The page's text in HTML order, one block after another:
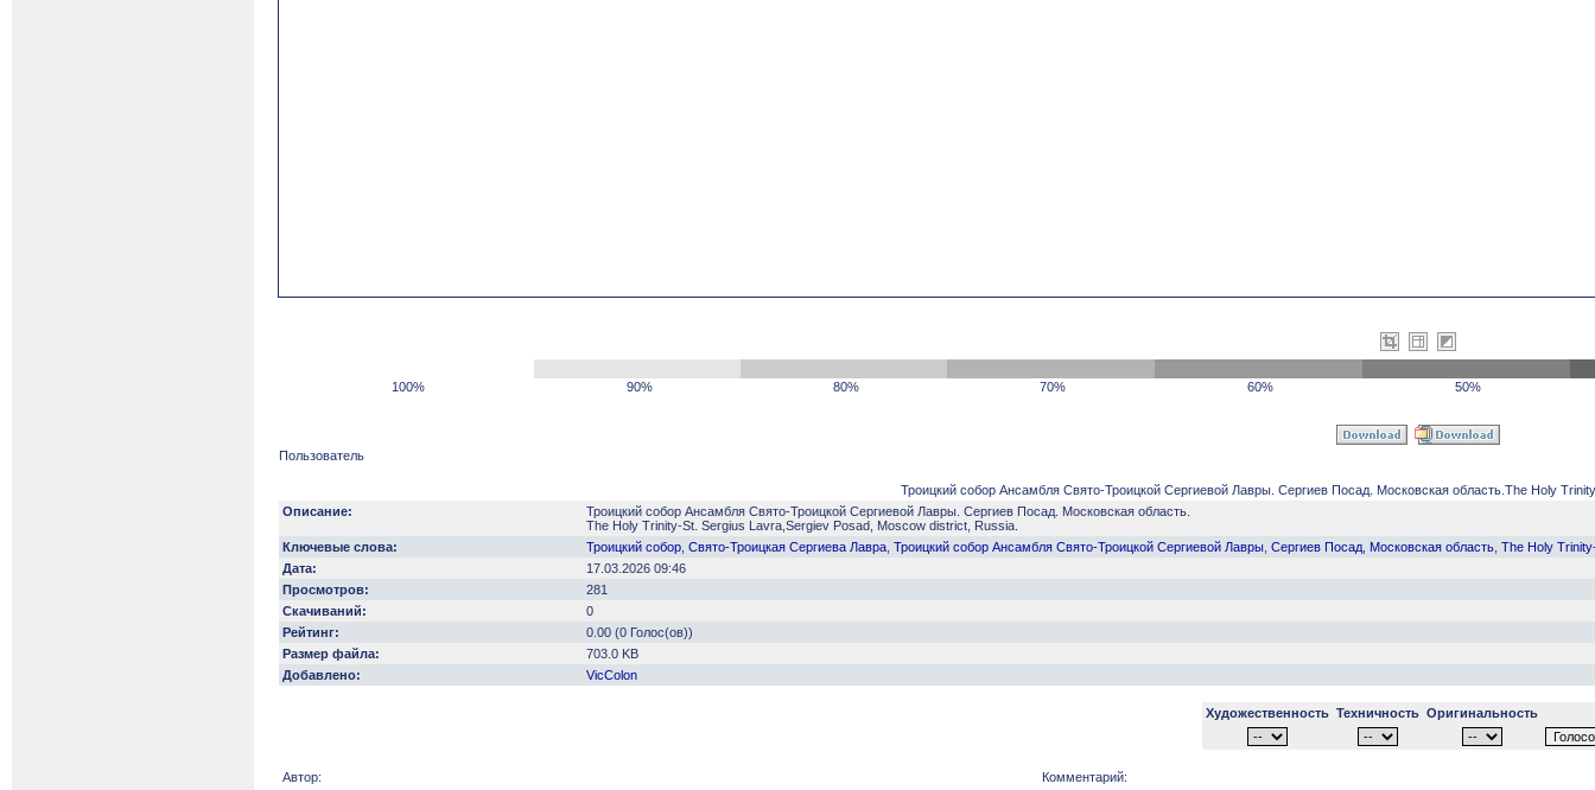
100% 90% 80% 70% 60% 50%
Пользователь
Троицкий собор Ансамбля Свято-Троицкой Сергиевой Лавры. Сергиев Посад. Московская область.The Holy
Описание:
Троицкий собор Ансамбля Свято-Троицкой Сергиевой Лавры. Сергиев Посад. Московская область.
The Holy Trinity-St. Sergius Lavra,Sergiev Posad, Moscow district, Russia.
Ключевые слова:
Троицкий собор Свято-Троицкая Сергиева Лавра Троицкий собор Ансамбля Свято-Троицкой Сергиевой Лавры Сергиев Посад Московская область The Holy
Дата:
17.03.2026 09:46
Просмотров:
281
Скачиваний:
0
Рейтинг:
0.00 (0 Голос(ов))
Размер файла:
703.0 KB
Добавлено:
VicColon
Художественность Техничность Оригинальность
Автор: Комментарий: